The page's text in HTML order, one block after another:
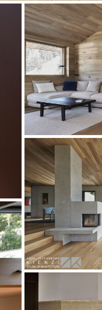
4 weitere Bilder
3 weitere Bilder